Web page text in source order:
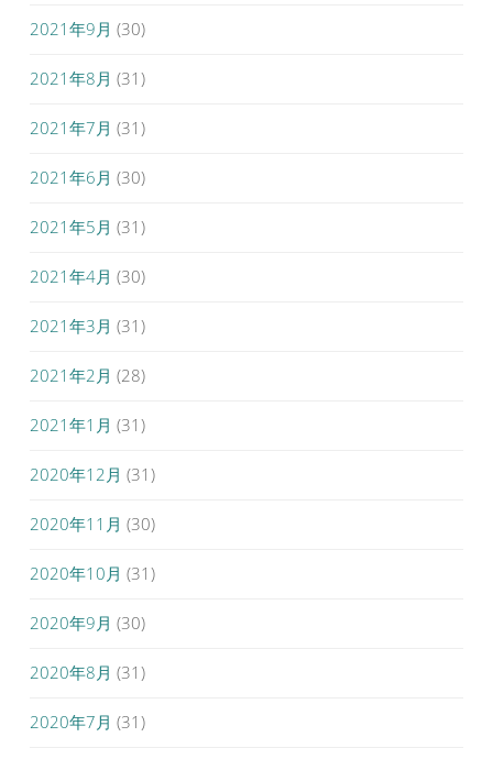
2021年9月 (30)
2021年8月 (31)
2021年7月 (31)
2021年6月 (30)
2021年5月 (31)
2021年4月 (30)
2021年3月 (31)
2021年2月 (28)
2021年1月 (31)
2020年12月 (31)
2020年11月 (30)
2020年10月 (31)
2020年9月 (30)
2020年8月 (31)
2020年7月 (31)